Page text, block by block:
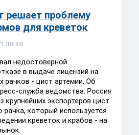
решает проблему
для креветок
08:48
недостоверной
в выдаче лицензий на
рачков - цист артемии. Об
служба ведомства. Россия
крупнейших экспортеров цист
рачка, который используется
креветок и крабов - на